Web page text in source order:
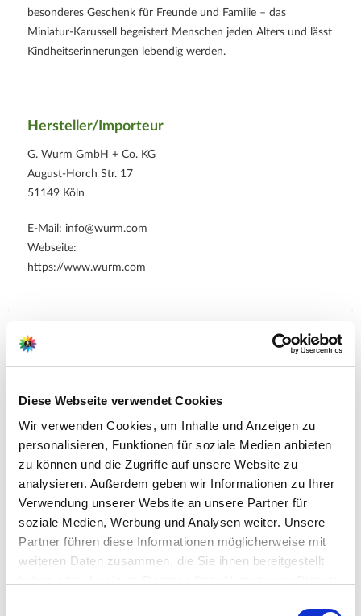
Diese Webseite verwendet Cookies
Wir verwenden Cookies, um Inhalte und Anzeigen zu
personalisieren, Funktionen für soziale Medien anbieten
zu können und die Zugriffe auf unsere Website zu
analysieren. Außerdem geben wir Informationen zu Ihrer
Verwendung unserer Website an unsere Partner für
soziale Medien, Werbung und Analysen weiter. Unsere
Partner führen diese Informationen möglicherweise mit
weiteren Daten zusammen, die Sie ihnen bereitgestellt
besonderes Geschenk für Freunde und Familie – das
Miniatur-Karussell begeistert Menschen jeden Alters und lässt
Kindheitserinnerungen lebendig werden.
Hersteller/Importeur
G. Wurm GmbH + Co. KG
August-Horch Str. 17
51149 Köln
E-Mail: info@wurm.com
Webseite:
https://www.wurm.com
Zubehör Produkte